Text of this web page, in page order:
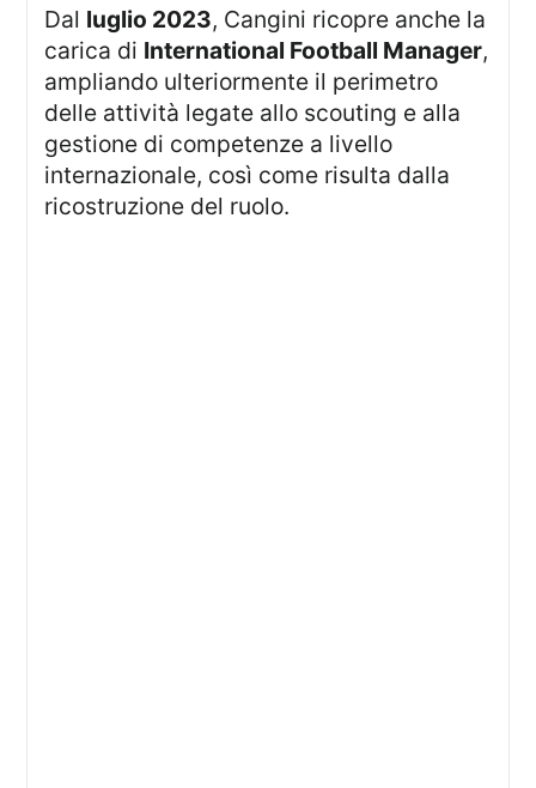
Dal luglio 2023, Cangini ricopre anche la
carica di International Football Manager,
ampliando ulteriormente il perimetro
delle attività legate allo scouting e alla
gestione di competenze a livello
internazionale, così come risulta dalla
ricostruzione del ruolo.